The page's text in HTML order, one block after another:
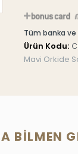
Tüm banka ve
Ürün Kodu:
Mavi Orkide
BILMEN